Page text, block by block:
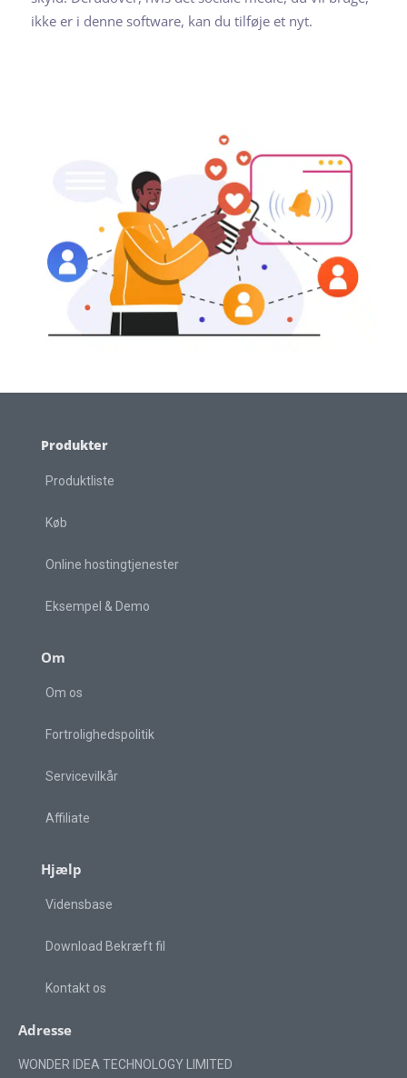
ikke er i denne software, kan du tilføje et nyt.
Produkter
Produktliste
Køb
Online hostingtjenester
Eksempel & Demo
Om
Om os
Fortrolighedspolitik
Servicevilkår
Affiliate
Hjælp
Vidensbase
Download Bekræft fil
Kontakt os
Adresse
WONDER IDEA TECHNOLOGY LIMITED